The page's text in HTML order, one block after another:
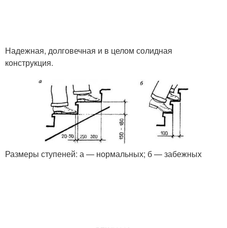
Надежная, долговечная и в целом солидная
конструкция.
Размеры ступеней: а — нормальных; б — забежных